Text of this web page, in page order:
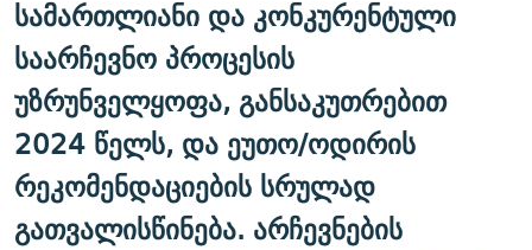
სამართლიანი და კონკურენტული
საარჩევნო პროცესის
უზრუნველყოფა, განსაკუთრებით
2024 წელს, და ეუთო/ოდირის
რეკომენდაციების სრულად
გათვალისწინება. არჩევნების